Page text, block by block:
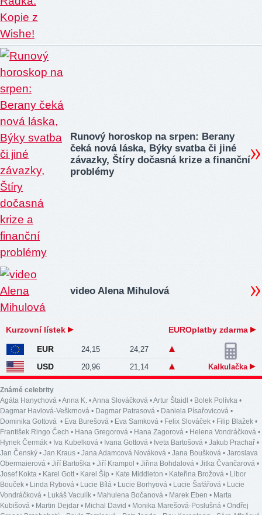
Runový horoskop na srpen: Berany
čeká nová láska, Býky svatba či jiné
závazky, Štíry dočasná krize a finanční
problémy
video Alena Mihulová
Kurzovní lístek EUROplatby zdarma
EUR 24,15 24,27
USD 20,96 21,14 Kalkulačka
Známé celebrity
Agáta Hanychová •Anna K. •Anna Slováčková •Artur Štaidl • Bolek Polívka •
Dagmar Havlová-Veškrnová • Dagmar Patrasová • Daniela Písařovicová •
Dominika Gottová • Eva Burešová • Eva Samková • Felix Slováček • Filip Blažek •
František Ringo Čech • Hana Gregorová • Hana Zagorová • Helena Vondráčková •
Hynek Čermák • Iva Kubelková • Ivana Gottová • Iveta Bartošová • Jakub Prachař •
Jan Čenský • Jan Kraus • Jana Adamcová Nováková • Jana Boušková • Jaroslava
Obermaierová • Jiří Bartoška • Jiří Krampol • Jiřina Bohdalová • Jitka Čvančarová •
Josef Kokta • Karel Gott• Karel Šíp • Kate Middleton • Kateřina Brožová • Libor
Bouček • Linda Rybová • Lucie Bílá • Lucie Borhyová • Lucie Šafářová • Lucie
Vondráčková • Lukáš Vaculík • Mahulena Bočanová • Marek Eben • Marta
Kubišová • Martin Dejdar • Michal David • Monika Marešová-Poslušná • Ondřej